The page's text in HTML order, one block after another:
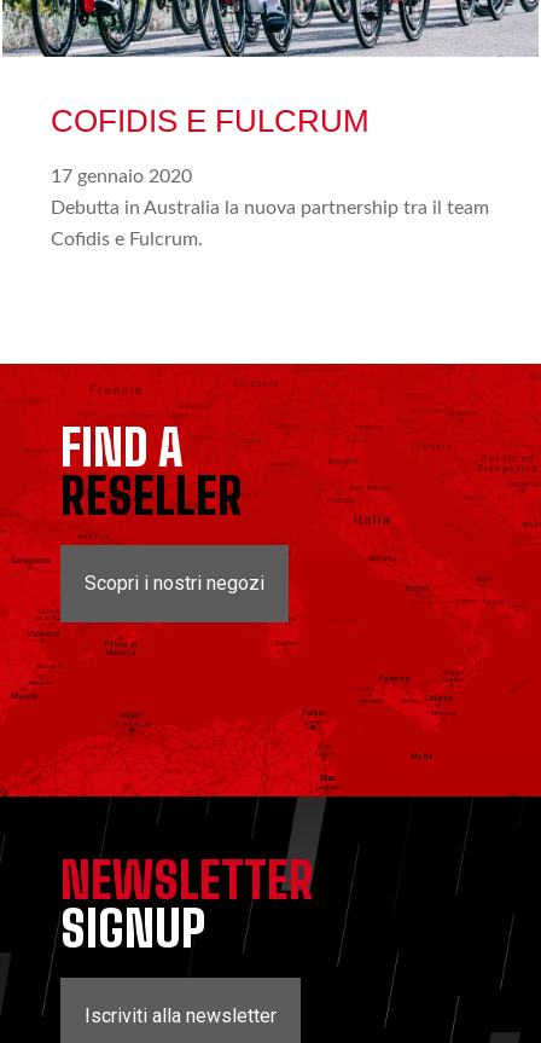
COFIDIS E FULCRUM
17 gennaio 2020
Debutta in Australia la nuova partnership tra il team
Cofidis e Fulcrum.
FIND A
RESELLER
Scopri i nostri negozi
NEWSLETTER
SIGNUP
Iscriviti alla newsletter